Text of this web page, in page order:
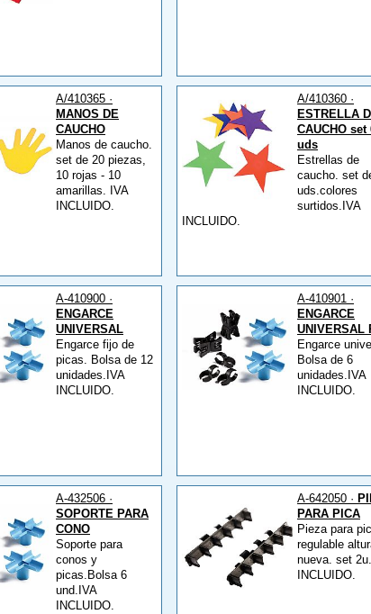
A/410365 ·
MANOS DE
CAUCHO
Manos de caucho.
set de 20 piezas,
10 rojas - 10
amarillas. IVA
INCLUIDO.
A/410360 ·
ESTRELLA
CAUCHO set
uds
Estrellas de
caucho. set
uds.colores
surtidos.IVA
INCLUIDO.
A-410900 ·
ENGARCE
UNIVERSAL
Engarce fijo de
picas. Bolsa de 12
unidades.IVA
INCLUIDO.
A-410901 ·
ENGARCE
UNIVERSAL
Engarce
Bolsa de 6
unidades.IVA
INCLUIDO.
A-432506 ·
SOPORTE PARA
CONO
Soporte para
conos y
picas.Bolsa 6
und.IVA
INCLUIDO.
A-642050 ·
PARA PICA
Pieza para
regulable
nueva. set
INCLUIDO.